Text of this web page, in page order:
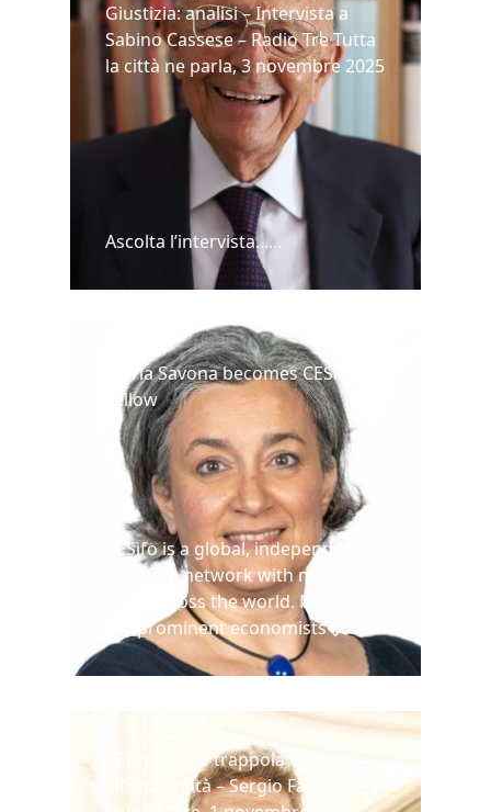
Giustizia: analisi – Intervista a
Sabino Cassese – Radio Tre Tutta
la città ne parla, 3 novembre 2025
Ascolta l’intervista......
Maria Savona becomes CESifo
Fellow
CESifo is a global, independent
research network with members
from across the world. Members
are prominent economists�......
L’Europa e la trappola del voto
all’unanimità – Sergio Fabbrini – Il